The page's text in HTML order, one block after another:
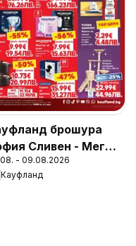
брошура
Сливен - Мега
- 09.08.2026
Кауфланд